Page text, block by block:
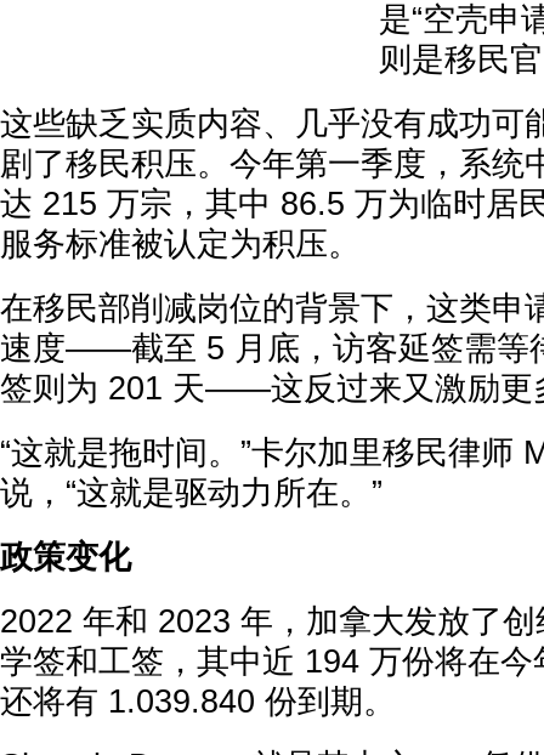
是“空壳申
则是移民
这些缺乏实质内容、几乎没有成功可
剧了移民积压。今年第一季度，系统
达 215 万宗，其中 86.5 万为临时居
服务标准被认定为积压。
在移民部削减岗位的背景下，这类申
速度——截至 5 月底，访客延签需等
签则为 201 天——这反过来又激励更
“这就是拖时间。”卡尔加里移民律师
说，“这就是驱动力所在。”
政策变化
2022 年和 2023 年，加拿大发放了
学签和工签，其中近 194 万份将在
还将有 1.039.840 份到期。